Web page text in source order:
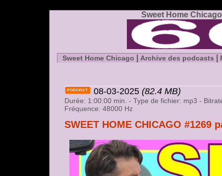
Sweet Home
Sweet Home Chicago Archive des podcasts
08-03-2025 (82.4 MB)
Durée: 1:00:00 min. - Type de fichier: mp3 -
Fréquence: 48000 Hz
SWEET HOME CHICAGO #1269